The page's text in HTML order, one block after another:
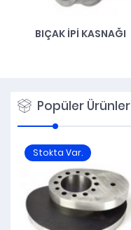
BIÇAK İPI KASNAĞI
Popüler Ürünler
Stokta Var.